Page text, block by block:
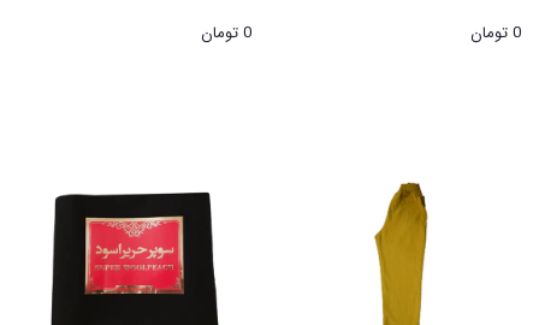
0 تومان 0 تومان